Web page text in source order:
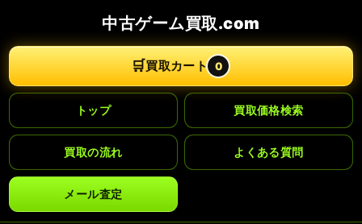
中古ゲーム買取.com
🛒買取カート 0
トップ 買取価格検索
買取の流れ よくある質問
メール査定